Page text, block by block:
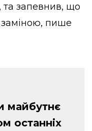
та запевнив, що
пише
майбутнє
останніх